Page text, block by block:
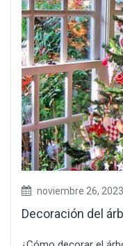
noviembre 26, 2023
Decoración del